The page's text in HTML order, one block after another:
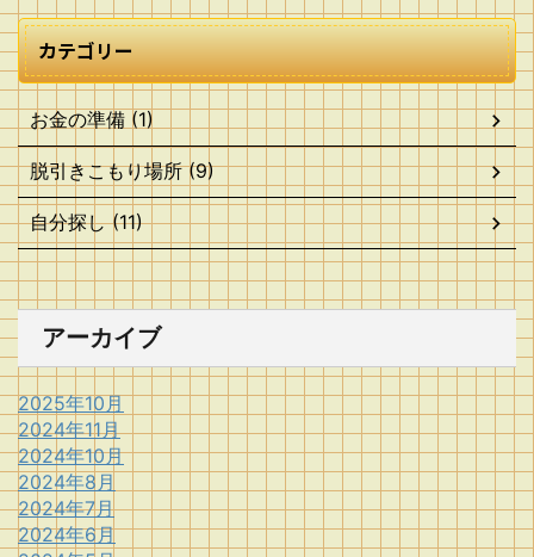
カテゴリー
お金の準備 (1)
脱引きこもり場所 (9)
自分探し (11)
アーカイブ
2025年10月
2024年11月
2024年10月
2024年8月
2024年7月
2024年6月